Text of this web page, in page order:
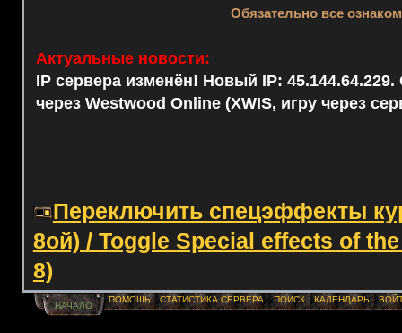
Обязательно все
Актуальные новости:
IP сервера изменён! Новый IP: 45.144.64.229.
через Westwood Online (XWIS, игру через
Переключить спецэффекты
8ой) / Toggle Special effects of
8)
НАЧАЛО
ПОМОЩЬ СТАТИСТИКА СЕРВЕРА ПОИСК КАЛЕНДАРЬ